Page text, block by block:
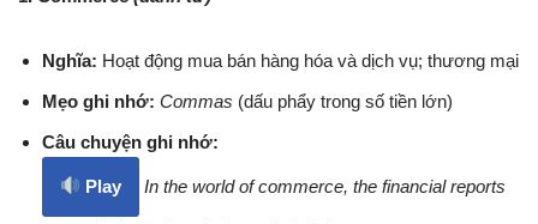
Nghĩa: Hoạt động mua bán hàng hóa và dịch vụ; thương mại
Mẹo ghi nhớ: Commas (dấu phẩy trong số tiền lớn)
Câu chuyện ghi nhớ:
Play In the world of commerce, the financial reports